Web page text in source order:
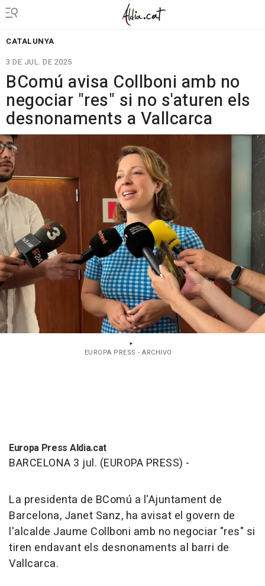
CATALUNYA
3 DE JUL. DE 2025
BComú avisa Collboni amb no
negociar "res" si no s'aturen els
desnonaments a Vallcarca
EUROPA PRESS - ARCHIVO
Europa Press Aldia.cat
BARCELONA 3 jul. (EUROPA PRESS) -
La presidenta de BComú a l'Ajuntament de
Barcelona, Janet Sanz, ha avisat el govern de
l'alcalde Jaume Collboni amb no negociar "res" si
tiren endavant els desnonaments al barri de
Vallcarca.